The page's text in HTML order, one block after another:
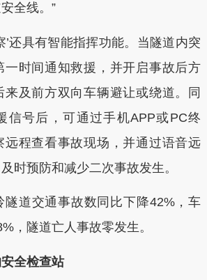
全线。”
具有智能指挥功能。当隧道内突
一时间通知救援，并开启事故后方
及前方双向车辆避让或绕道。同
信号后，可通过手机APP或PC终
远程查看事故现场，并通过语音远
时预防和减少二次事故发生。
道交通事故数同比下降42%，车
，隧道亡人事故零发生。
全检查站